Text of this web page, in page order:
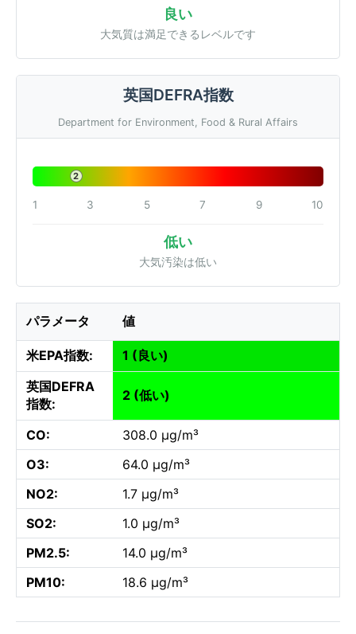
良い
大気質は満足できるレベルです
英国DEFRA指数
Department for Environment, Food & Rural Affairs
2
1 3 5 7 9 10
低い
大気汚染は低い
パラメータ 値
米EPA指数:
1 (良い)
英国DEFRA
指数:
2 (低い)
CO:
308.0 µg/m³
O3:
64.0 µg/m³
NO2:
1.7 µg/m³
SO2:
1.0 µg/m³
PM2.5:
14.0 µg/m³
PM10:
18.6 µg/m³